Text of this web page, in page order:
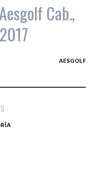
Cab.,
AESGOLF